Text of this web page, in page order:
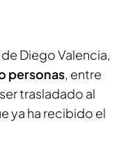
Diego Valencia,
personas, entre
trasladado al
ya ha recibido el